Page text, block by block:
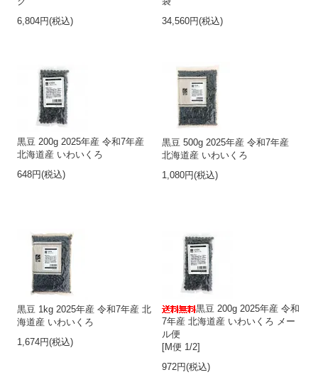
6,804円(税込)
34,560円(税込)
黒豆 200g 2025年産 令和7年産
北海道産 いわいくろ
648円(税込)
黒豆 500g 2025年産 令和7年産
北海道産 いわいくろ
1,080円(税込)
黒豆 1kg 2025年産 令和7年産 北
海道産 いわいくろ
1,674円(税込)
黒豆 200g 2025年産 令和
7年産 北海道産 いわいくろ メー
ル便
[M便 1/2]
972円(税込)